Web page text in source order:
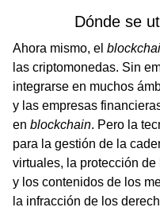
Dónde se
Ahora mismo, el
las criptomonedas. Sin
integrarse en muchos
y las empresas
en blockchain. Pero la
para la gestión de la
virtuales, la protección
y los contenidos de los
la infracción de los